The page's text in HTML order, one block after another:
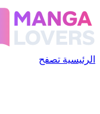
الرئيسية تصفح